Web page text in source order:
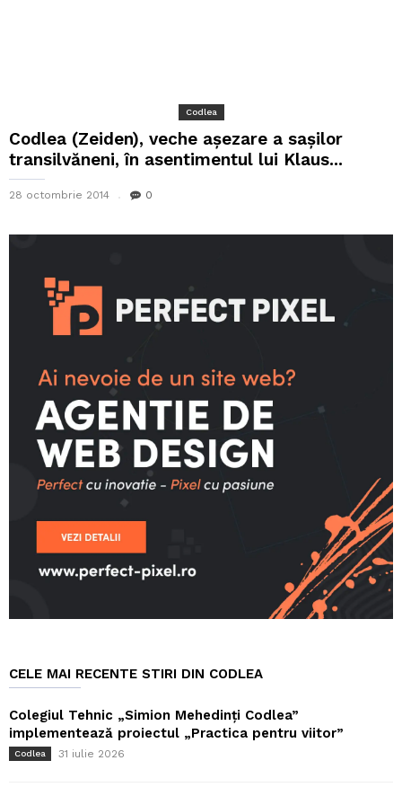
Codlea
Codlea (Zeiden), veche așezare a sașilor
transilvăneni, în asentimentul lui Klaus...
28 octombrie 2014 0
CELE MAI RECENTE STIRI DIN CODLEA
Colegiul Tehnic „Simion Mehedinți Codlea”
implementează proiectul „Practica pentru viitor”
Codlea 31 iulie 2026